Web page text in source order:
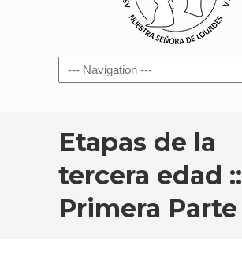
Navigation
Etapas de la
tercera edad ::
Primera Parte